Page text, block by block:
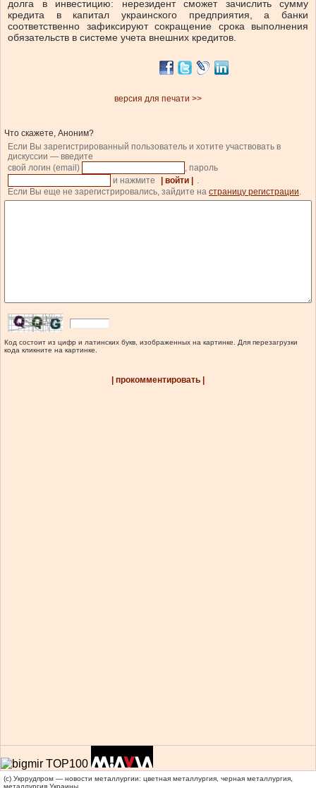
долга в инвестицию: нерезидент сможет зачислить сумму
кредита в капитал украинского предприятия, а банки
соответственно зафиксируют сокращение срока выполнения
обязательств в системе учета внешних кредитов.
версия для печати >>
Что скажете, Аноним?
Если Вы зарегистрированный пользователь и хотите участвовать в
дискуссии — введите
свой логин (email)
, пароль
и нажмите
| войти |
.
Если Вы еще не зарегистрировались, зайдите на страницу регистрации.
Код состоит из цифр и латинских букв, изображенных на картинке. Для перезагрузки
кода кликните на картинке.
| прокомментировать |
(c) Укррудпром — новости металлургии: цветная металлургия, черная металлургия,